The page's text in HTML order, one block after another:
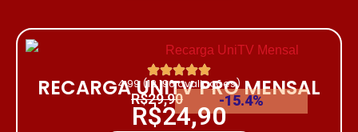
4.99 (12.196 avaliações)
RECARGA UNITV PRO MENSAL
R$29,90 -15.4%
R$24,90